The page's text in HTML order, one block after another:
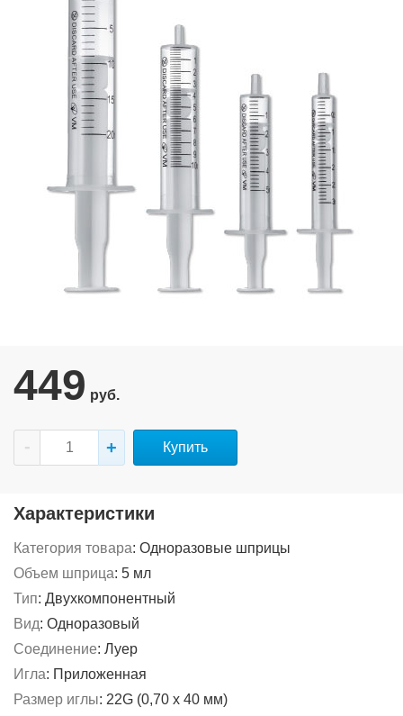
449 руб.
Купить
Характеристики
Категория товара: Одноразовые шприцы
Объем шприца: 5 мл
Тип: Двухкомпонентный
Вид: Одноразовый
Соединение: Луер
Игла: Приложенная
Размер иглы: 22G (0,70 х 40 мм)